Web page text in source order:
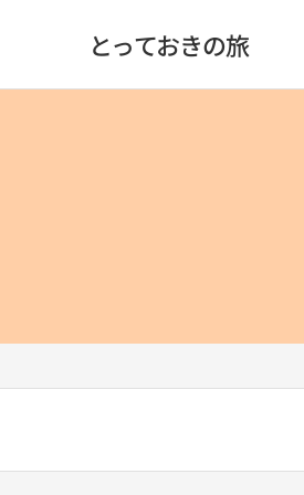
とっておきの旅